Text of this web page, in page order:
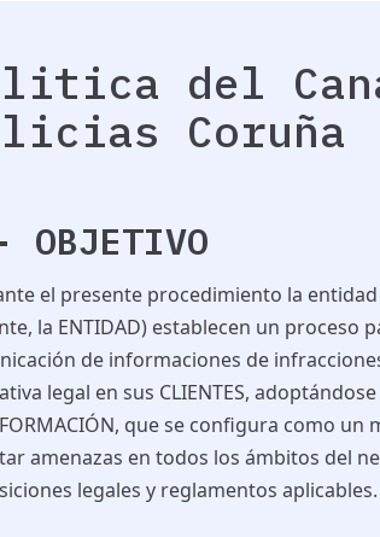
del
Coruña
el presente procedimiento la entidad
la ENTIDAD) establecen un proceso
de informaciones de
legal en sus CLIENTES,
que se configura como
amenazas en todos los ámbitos del
legales y reglamentos aplicables.